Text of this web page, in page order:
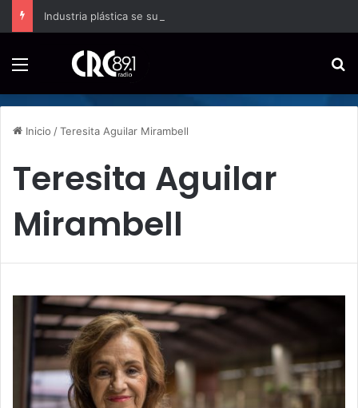
Industria plástica se suma a la economía circular
Inicio /Teresita Aguilar Mirambell
Teresita Aguilar
Mirambell